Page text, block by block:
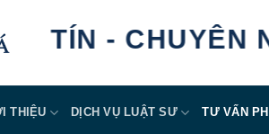
CHUYÊN NGHIỆP
THIỆU DỊCH VỤ LUẬT SƯ TƯ VẤN